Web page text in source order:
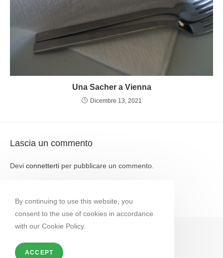
Una Sacher a Vienna
Dicembre 13, 2021
Lascia un commento
Devi connetterti per pubblicare un commento.
By continuing to use this website, you
consent to the use of cookies in accordance
with our Cookie Policy.
ACCEPT